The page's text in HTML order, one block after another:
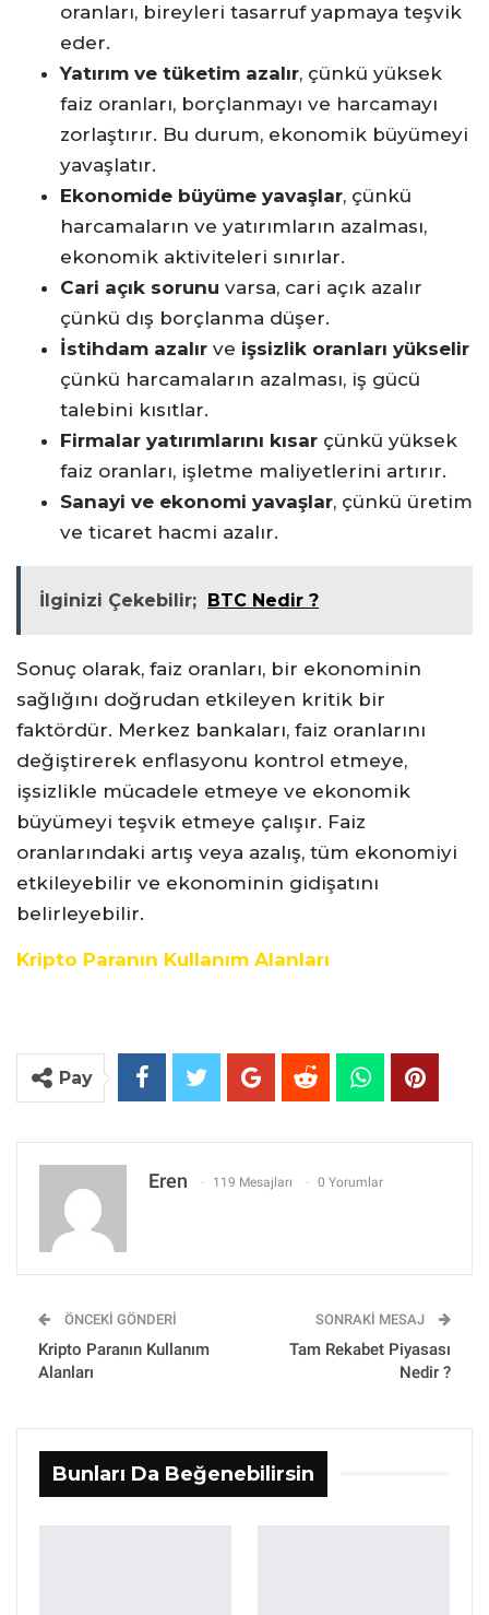
oranları, bireyleri tasarruf yapmaya teşvik
eder.
Yatırım ve tüketim azalır, çünkü yüksek
faiz oranları, borçlanmayı ve harcamayı
zorlaştırır. Bu durum, ekonomik büyümeyi
yavaşlatır.
Ekonomide büyüme yavaşlar, çünkü
harcamaların ve yatırımların azalması,
ekonomik aktiviteleri sınırlar.
Cari açık sorunu varsa, cari açık azalır
çünkü dış borçlanma düşer.
İstihdam azalır ve işsizlik oranları yükselir
çünkü harcamaların azalması, iş gücü
talebini kısıtlar.
Firmalar yatırımlarını kısar çünkü yüksek
faiz oranları, işletme maliyetlerini artırır.
Sanayi ve ekonomi yavaşlar, çünkü üretim
ve ticaret hacmi azalır.
İlginizi Çekebilir; BTC Nedir ?
Sonuç olarak, faiz oranları, bir ekonominin
sağlığını doğrudan etkileyen kritik bir
faktördür. Merkez bankaları, faiz oranlarını
değiştirerek enflasyonu kontrol etmeye,
işsizlikle mücadele etmeye ve ekonomik
büyümeyi teşvik etmeye çalışır. Faiz
oranlarındaki artış veya azalış, tüm ekonomiyi
etkileyebilir ve ekonominin gidişatını
belirleyebilir.
Kripto Paranın Kullanım Alanları
Pay
Eren 119 Mesajları 0 Yorumlar
ÖNCEKI GÖNDERI
Kripto Paranın Kullanım
Alanları
SONRAKI MESAJ
Tam Rekabet Piyasası
Nedir ?
Bunları Da Beğenebilirsin